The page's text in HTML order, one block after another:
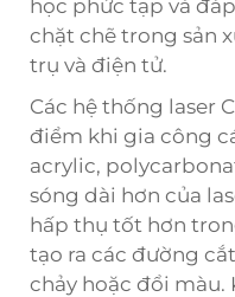
học phức tạp và
chặt chẽ trong sản
trụ và điện tử.
Các hệ thống laser
điểm khi gia công
acrylic,
sóng dài hơn của
hấp thụ tốt hơn
tạo ra các đường
chảy hoặc đổi màu.